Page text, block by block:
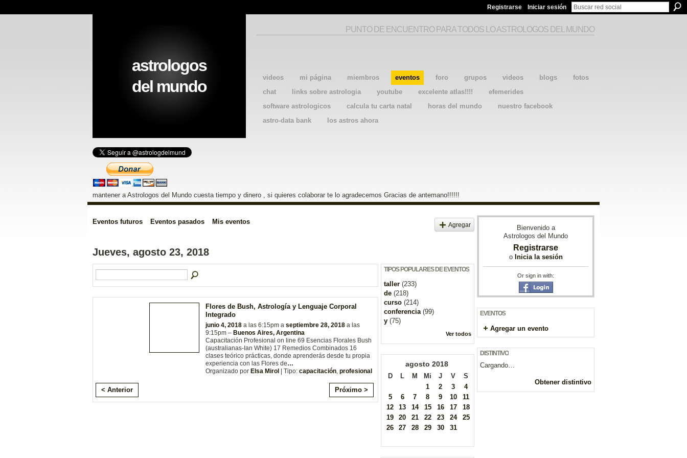
Registrarse Iniciar sesión
videos mi página miembros eventos foro grupos videos blogs
fotos
chat
links sobre astrologia youtube excelente atlas!!!!
efemerides
software astrologicos
calcula tu carta natal horas del mundo
nuestro facebook
astro-data bank
los astros ahora
astrologos
del mundo
PUNTO DE ENCUENTRO PARA TODOS LO ASTROLOGOS DEL MUNDO
mantener a Astrologos del Mundo cuesta tiempo y dinero , si quieres colaborar te lo agradecemos Gracias de antemano!!!!!!
Eventos futuros Eventos pasados Mis eventos Agregar
Jueves, agosto 23, 2018
Flores de Bush, Astrología y Lenguaje Corporal
Integrado
junio 4, 2018 a las 6:15pm a septiembre 28, 2018 a las
9:15pm – Buenos Aires, Argentina
Capacitación Profesional on line 69 Esencias Florales Bush
(australianas-Ian White) 17 Remedios Combinados 16
clases teórico prácticas, donde aprenderás desde tu propia
experiencia con las Flores de…
Organizado por Elsa Mirol | Tipo: capacitación, profesional
< Anterior Próximo >
TIPOS POPULARES DE EVENTOS
taller (233)
de (218)
curso (214)
conferencia(99)
y (75)
Ver todos
agosto 2018
D L M Mi J V
S
1
2 3
4
5
6 7 8 9 10
11
12
13 14 15 16 17
18
19
20 21 22 23 24
25
26
27 28 29 30 31
Bienvenido a
Astrologos del Mundo
Registrarse
o Inicia la sesión
Or sign in with:
EVENTOS
Agregar un evento
DISTINTIVO
Cargando…
Obtener distintivo